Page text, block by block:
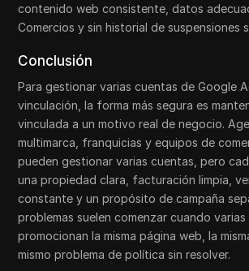
contenido web consistente, datos
Comercios y sin historial de suspensiones
Conclusión
Para gestionar varias cuentas de Google
vinculación, la forma más segura es
vinculada a un motivo real de negocio.
multimarca, franquicias y equipos de
pueden gestionar varias cuentas, pero
una propiedad clara, facturación limpia,
constante y un propósito de campaña
problemas suelen comenzar cuando
promocionan la misma página web, la
mismo problema de política sin resolver.